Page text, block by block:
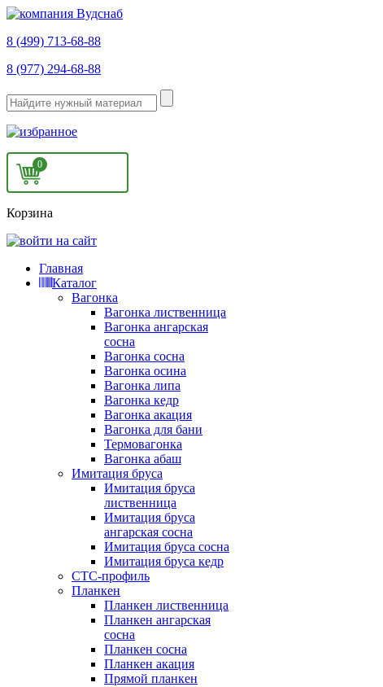
8 (499) 713-68-88
8 (977) 294-68-88
0
Корзина
Главная
Каталог
Вагонка
Вагонка лиственница
Вагонка ангарская
сосна
Вагонка сосна
Вагонка осина
Вагонка липа
Вагонка кедр
Вагонка акация
Вагонка для бани
Термовагонка
Вагонка абаш
Имитация бруса
Имитация бруса
лиственница
Имитация бруса
ангарская сосна
Имитация бруса сосна
Имитация бруса кедр
СТС-профиль
Планкен
Планкен лиственница
Планкен ангарская
сосна
Планкен сосна
Планкен акация
Прямой планкен